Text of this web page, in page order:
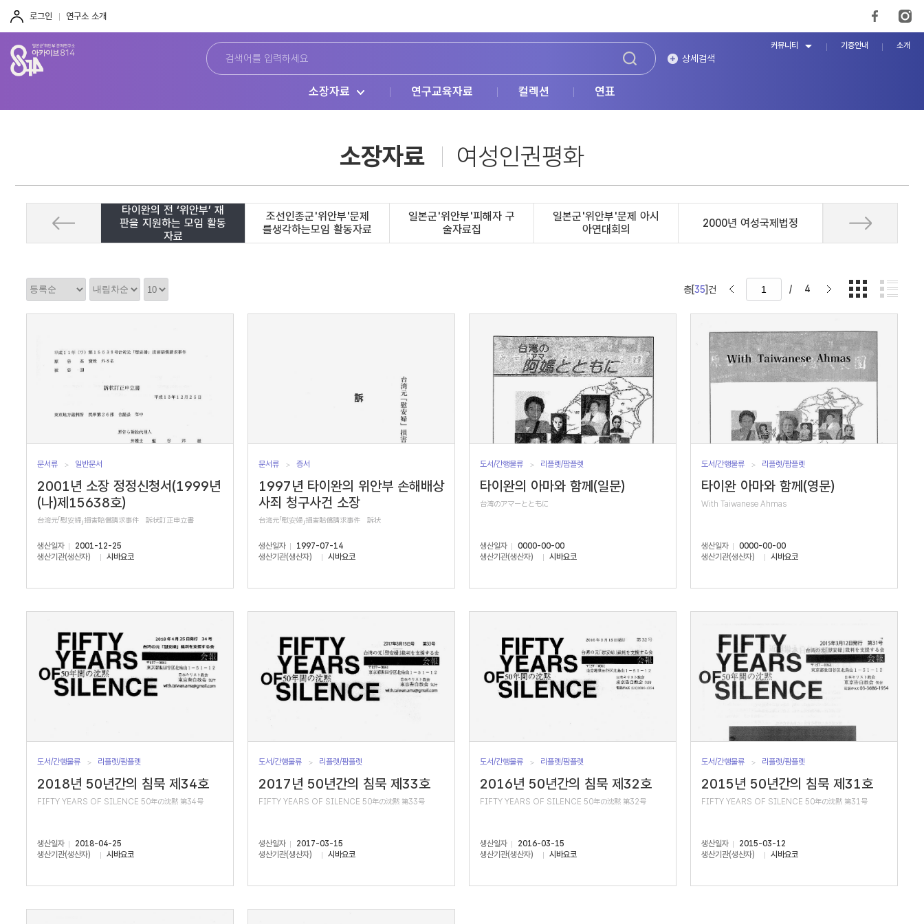
로그인 연구소 소개
상세검색
소장자료 연구교육자료 컬렉션 연표
커뮤니티 기증안내 소개
소장자료 여성인권평화
타이완의 전 ‘위안부’ 재
판을 지원하는 모임 활동
자료
조선인종군'위안부'문제
를생각하는모임 활동자료
일본군'위안부'피해자 구
술자료집
일본군'위안부'문제 아시
아연대회의
2000년 여성국제법정
정
렬
정
렬
순
서
정
렬
갯
수
총[35]건 / 4
문서류 일반문서
2001년 소장 정정신청서(1999년
(나)제15638호)
台湾元「慰安婦」損害賠償請求事件 訴状訂正申立書
생산일자
2001-12-25
생산기관(생산자)
시바요코
문서류 증서
1997년 타이완의 위안부 손해배상
사죄 청구사건 소장
台湾元「慰安婦」損害賠償請求事件 訴状
생산일자
1997-07-14
생산기관(생산자)
시바요코
도서/간행물류 리플렛/팜플렛
타이완의 아마와 함께(일문)
台湾のアマーとともに
생산일자
0000-00-00
생산기관(생산자)
시바요코
도서/간행물류 리플렛/팜플렛
타이완 아마와 함께(영문)
With Taiwanese Ahmas
생산일자
0000-00-00
생산기관(생산자)
시바요코
도서/간행물류 리플렛/팜플렛
2018년 50년간의 침묵 제34호
FIFTY YEARS OF SILENCE 50年の沈黙 第34号
생산일자
2018-04-25
생산기관(생산자)
시바요코
도서/간행물류 리플렛/팜플렛
2017년 50년간의 침묵 제33호
FIFTY YEARS OF SILENCE 50年の沈黙 第33号
생산일자
2017-03-15
생산기관(생산자)
시바요코
도서/간행물류 리플렛/팜플렛
2016년 50년간의 침묵 제32호
FIFTY YEARS OF SILENCE 50年の沈黙 第32号
생산일자
2016-03-15
생산기관(생산자)
시바요코
도서/간행물류 리플렛/팜플렛
2015년 50년간의 침묵 제31호
FIFTY YEARS OF SILENCE 50年の沈黙 第31号
생산일자
2015-03-12
생산기관(생산자)
시바요코